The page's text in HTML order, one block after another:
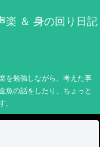
＆ 身の回り日記
を勉強しながら、考えた事
の話をしたり、ちょっと
。